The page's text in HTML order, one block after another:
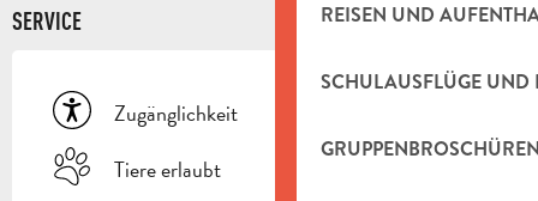
REISEN UND
SCHULAUSFLÜGE UND
SERVICE
Zugänglichkeit
Tiere erlaubt